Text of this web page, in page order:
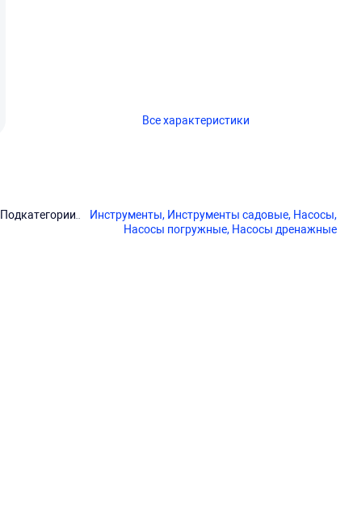
Все характеристики
Подкатегории Инструменты, Инструменты садовые, Насосы,
Насосы погружные, Насосы дренажные